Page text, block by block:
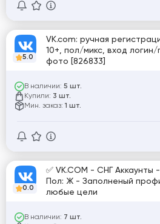
5.0
VK.com: ручная
10+, пол/микс, вход
фото [826833]
В наличии: 5 шт.
Купили: 3 шт.
Мин. заказ: 1 шт.
0.0
✅ VK.COM - СНГ Аккаунты
Пол: Ж - Заполненый
любые цели
В наличии: 7 шт.